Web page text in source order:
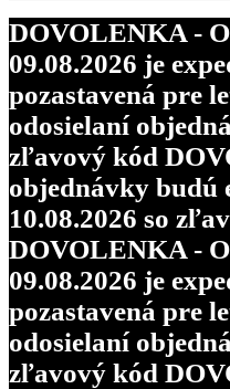
DOVOLENKA -
09.08.2026 je
pozastavená pre
odosielaní
zľavový kód
objednávky budú
10.08.2026 so
DOVOLENKA -
09.08.2026 je
pozastavená pre
odosielaní
zľavový kód